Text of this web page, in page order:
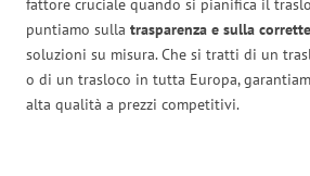
fattore cruciale quando si pianifica il
puntiamo sulla trasparenza e sulla
soluzioni su misura. Che si tratti di un
o di un trasloco in tutta Europa,
alta qualità a prezzi competitivi.